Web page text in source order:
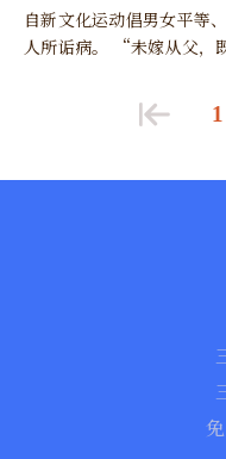
自新文化运动倡男女平
人所诟病。 “未嫁从父，
1